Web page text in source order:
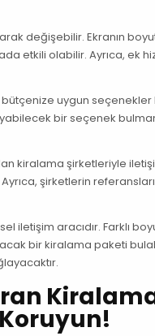
değişebilir. Ekranın
etkili olabilir. Ayrıca, ek
uygun seçenekler
bir seçenek
kiralama şirketleriyle
şirketlerin
iletişim aracıdır. Farklı
bir kiralama paketi
Kiralama